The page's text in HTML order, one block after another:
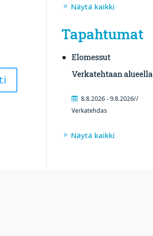
Näytä kaikki
Tapahtumat
Elomessut
Verkatehtaan alueella
8.8.2026 - 9.8.2026//
Verkatehdas
Näytä kaikki